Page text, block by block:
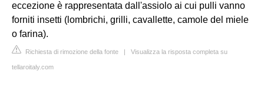
eccezione è rappresentata dall'assiolo ai cui pulli vanno
forniti insetti (lombrichi, grilli, cavallette, camole del miele
o farina).
Richiesta di rimozione della fonte | Visualizza la risposta completa su
tellaroitaly.com